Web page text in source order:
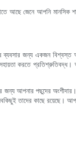
আছে জেনে আপনি
জন্য একজন বিশ্বস্ত
করতে প্রতিশ্রুতিবদ্ধ।
আপনার পছন্দের
তাদের কাছে রয়েছে।